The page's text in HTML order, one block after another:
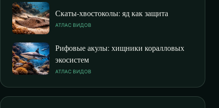
Скаты-хвостоколы: яд как защита
АТЛАС ВИДОВ
Рифовые акулы: хищники коралловых
экосистем
АТЛАС ВИДОВ